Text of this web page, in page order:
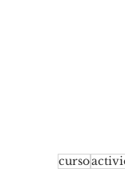
curso